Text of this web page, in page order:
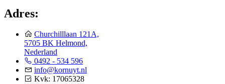
Adres:
Churchilllaan 121A,
5705 BK Helmond,
Nederland
0492 - 534 596
info@kornuyt.nl
Kvk: 17065328